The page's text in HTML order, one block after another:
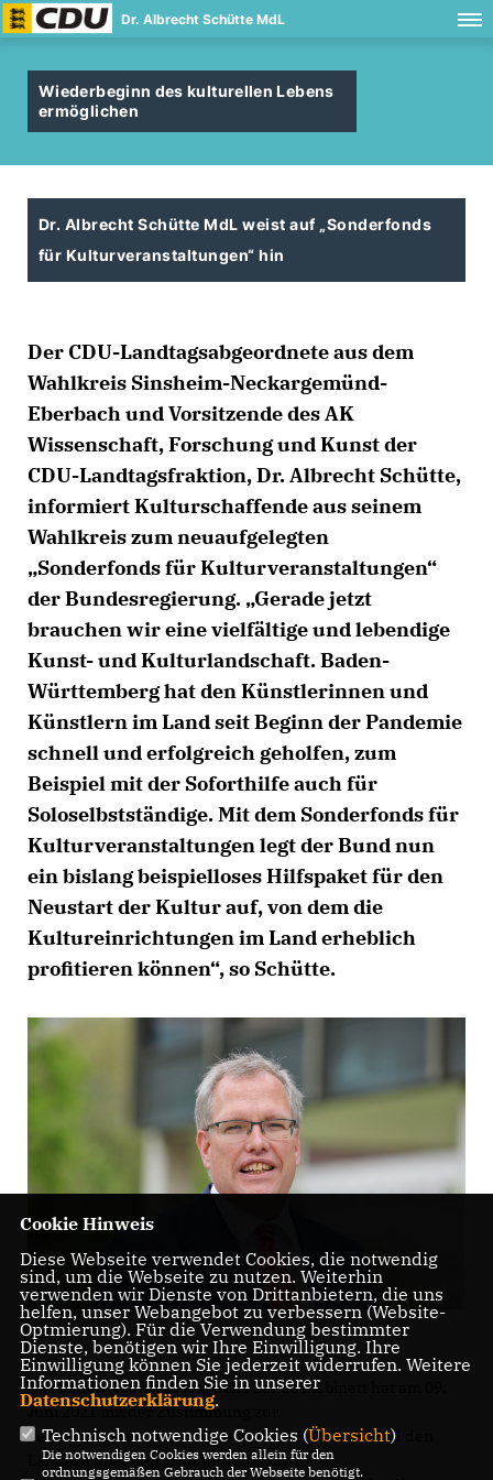
Dr. Albrecht Schütte MdL
Wiederbeginn des kulturellen Lebens
ermöglichen
Dr. Albrecht Schütte MdL weist auf „Sonderfonds
für Kulturveranstaltungen“ hin
Der CDU-Landtagsabgeordnete aus dem
Wahlkreis Sinsheim-Neckargemünd-
Eberbach und Vorsitzende des AK
Wissenschaft, Forschung und Kunst der
CDU-Landtagsfraktion, Dr. Albrecht Schütte,
informiert Kulturschaffende aus seinem
Wahlkreis zum neuaufgelegten
Sonderfonds für Kulturveranstaltungen“
der Bundesregierung. „Gerade jetzt
brauchen wir eine vielfältige und lebendige
Kunst- und Kulturlandschaft. Baden-
Württemberg hat den Künstlerinnen und
Künstlern im Land seit Beginn der Pandemie
schnell und erfolgreich geholfen, zum
Beispiel mit der Soforthilfe auch für
Soloselbstständige. Mit dem Sonderfonds für
Kulturveranstaltungen legt der Bund nun
ein bislang beispielloses Hilfspaket für den
Neustart der Kultur auf, von dem die
Kultureinrichtungen im Land erheblich
profitieren können“, so Schütte.
Das Baden-Württembergische Landeskabinett hat am 09.
Juni 2021 mit der Zustimmung zur
Verwaltungsvereinbarung zwischen dem Bund und den
Ländern über den „Sonderfonds für
Cookie Hinweis
Diese Webseite verwendet Cookies, die notwendig
sind, um die Webseite zu nutzen. Weiterhin
verwenden wir Dienste von Drittanbietern, die uns
helfen, unser Webangebot zu verbessern (Website-
Optmierung). Für die Verwendung bestimmter
Dienste, benötigen wir Ihre Einwilligung. Ihre
Einwilligung können Sie jederzeit widerrufen. Weitere
Informationen finden Sie in unserer
Datenschutzerklärung.
Technisch notwendige Cookies (Übersicht)
Die notwendigen Cookies werden allein für den
ordnungsgemäßen Gebrauch der Webseite benötigt.